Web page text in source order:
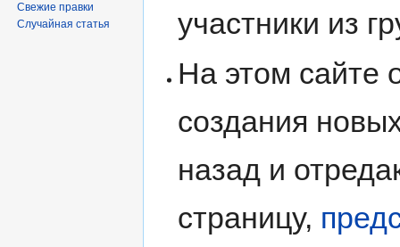
участники из
На этом сайте
создания
назад и
страницу,
Свежие правки
Случайная статья